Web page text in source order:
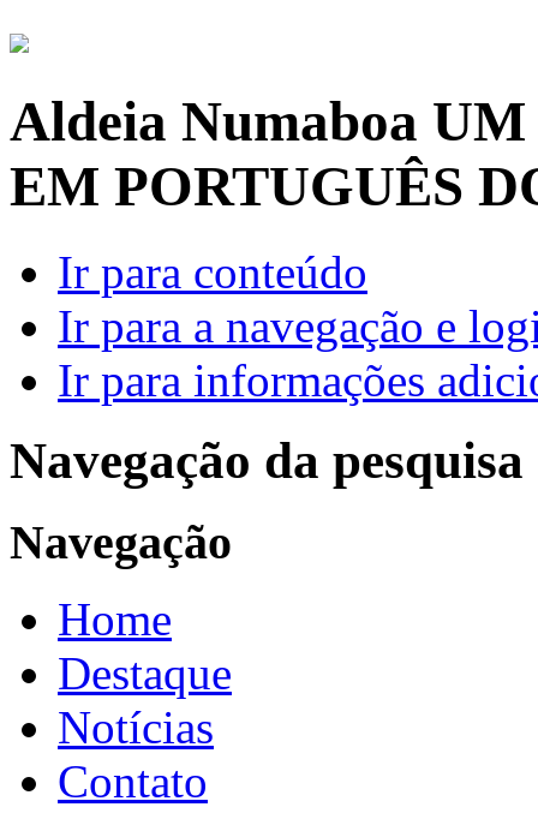
Aldeia Numaboa UM
EM PORTUGUÊS
Ir para conteúdo
Ir para a navegação e
Ir para informações
Navegação da pesquisa
Navegação
Home
Destaque
Notícias
Contato